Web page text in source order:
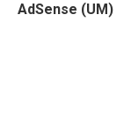
AdSense (UM)